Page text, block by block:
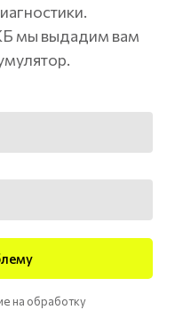
мы выдадим вам
на обработку